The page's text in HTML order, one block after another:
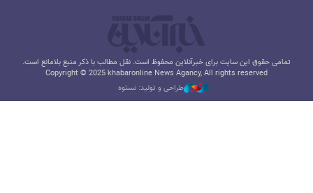
تمامی حقوق این سایت برای خبرآنلاین محفوظ است. نقل مطالب با ذکر منبع بلامانع است.
Copyright © 2025 khabaronline News Agancy, All rights reserved
طراحی و تولید: نستوه